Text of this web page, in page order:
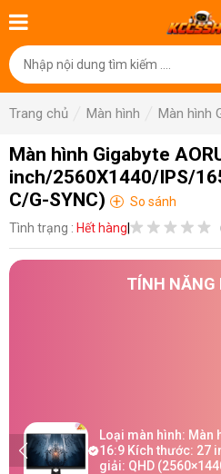
Trang chủ Màn hình Màn hình
Màn hình Gigabyte
inch/2560X1440/IPS/
C/G-SYNC) +
So sánh
Tình trạng : Hết hàng
TÍNH NĂNG
Loại màn hình: Màn
16:9 Kích thước: 27
giải: QHD